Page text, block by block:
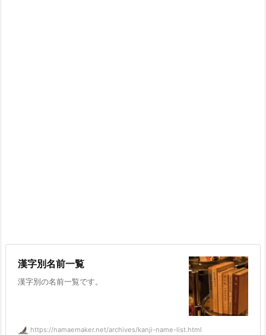
漢字別名前一覧
漢字別の名前一覧です。
https://namaemaker.net/archives/kanji-name-list.html